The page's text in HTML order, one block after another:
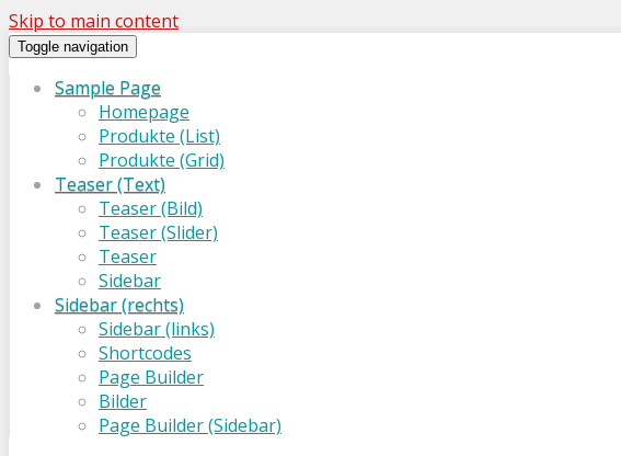
Skip to main content
Toggle navigation
Sample Page
Homepage
Produkte (List)
Produkte (Grid)
Teaser (Text)
Teaser (Bild)
Teaser (Slider)
Teaser
Sidebar
Sidebar (rechts)
Sidebar (links)
Shortcodes
Page Builder
Bilder
Page Builder (Sidebar)